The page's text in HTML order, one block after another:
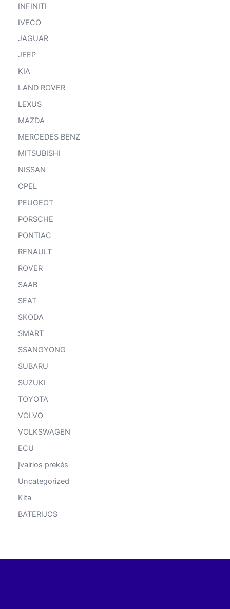
INFINITI
IVECO
JAGUAR
JEEP
KIA
LAND ROVER
LEXUS
MAZDA
MERCEDES BENZ
MITSUBISHI
NISSAN
OPEL
PEUGEOT
PORSCHE
PONTIAC
RENAULT
ROVER
SAAB
SEAT
SKODA
SMART
SSANGYONG
SUBARU
SUZUKI
TOYOTA
VOLVO
VOLKSWAGEN
ECU
Įvairios prekės
Uncategorized
Kita
BATERIJOS